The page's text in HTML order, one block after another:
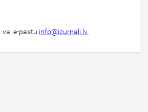
vai e-pastu info@izurnali.lv.